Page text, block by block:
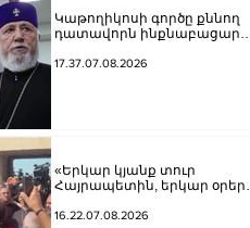
Կաթողիկոսի գործը քննող
դատավորն ինքնաբացարկ
17.37.07.08.2026
«Երկար կյանք տուր
Հայրապետին, երկար օրեր՝
քաղաքացիները
16.22.07.08.2026